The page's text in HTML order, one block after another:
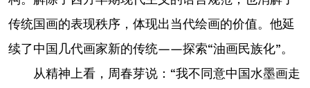
传统国画的表现秩序，体现出当代绘画的价值。他延
续了中国几代画家新的传统——探索“油画民族化”。
从精神上看，周春芽说：“我不同意中国水墨画走